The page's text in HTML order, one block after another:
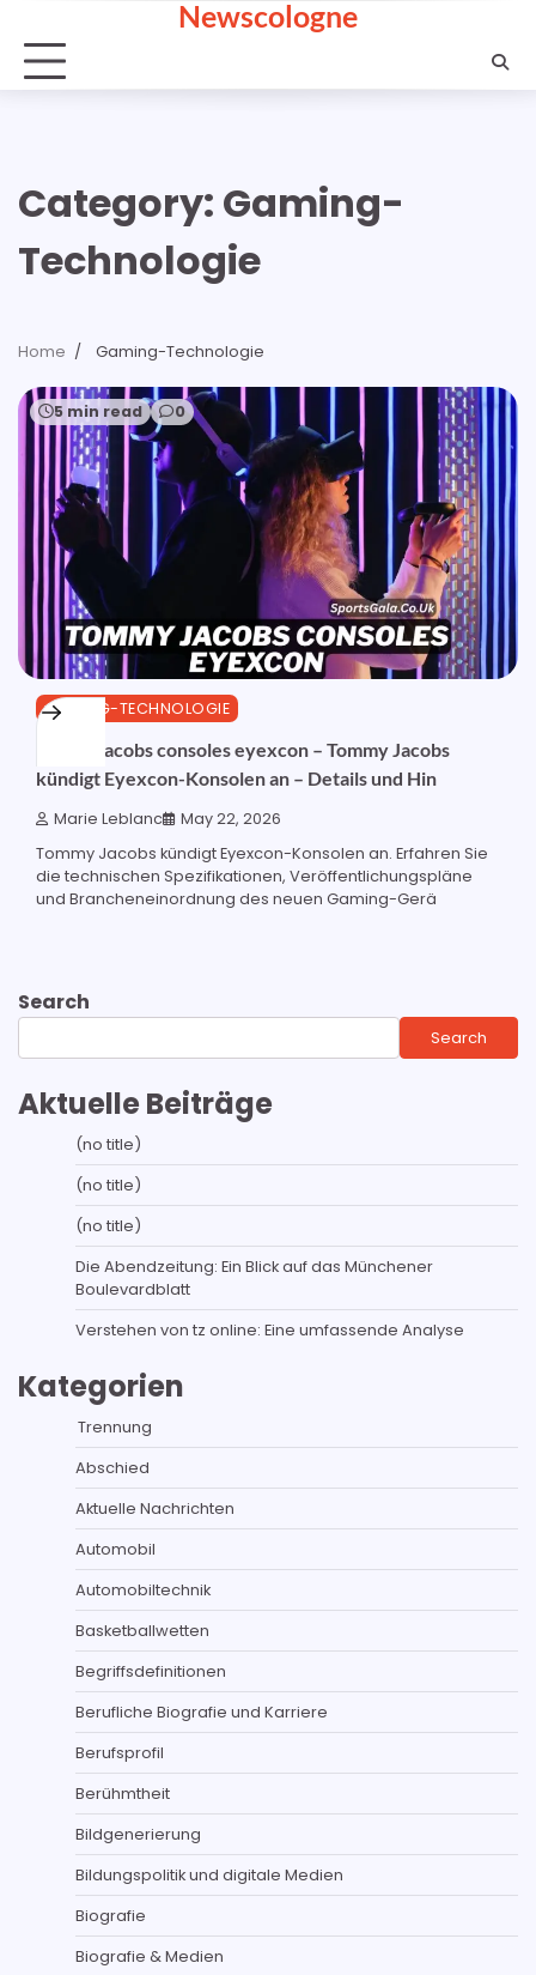
content
Newscologne
Category: Gaming-
Technologie
Home Gaming-Technologie
5 min read 0
GAMING-TECHNOLOGIE
tommy jacobs consoles eyexcon – Tommy Jacobs
kündigt Eyexcon-Konsolen an – Details und Hin
Marie Leblanc May 22, 2026
Tommy Jacobs kündigt Eyexcon-Konsolen an. Erfahren Sie
die technischen Spezifikationen, Veröffentlichungspläne
und Brancheneinordnung des neuen Gaming-Gerä
Search
Search
Aktuelle Beiträge
(no title)
(no title)
(no title)
Die Abendzeitung: Ein Blick auf das Münchener
Boulevardblatt
Verstehen von tz online: Eine umfassende Analyse
Kategorien
Trennung
Abschied
Aktuelle Nachrichten
Automobil
Automobiltechnik
Basketballwetten
Begriffsdefinitionen
Berufliche Biografie und Karriere
Berufsprofil
Berühmtheit
Bildgenerierung
Bildungspolitik und digitale Medien
Biografie
Biografie & Medien